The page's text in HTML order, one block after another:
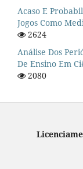
Acaso E
Jogos Como
2624
Análise Dos
De Ensino Em
2080